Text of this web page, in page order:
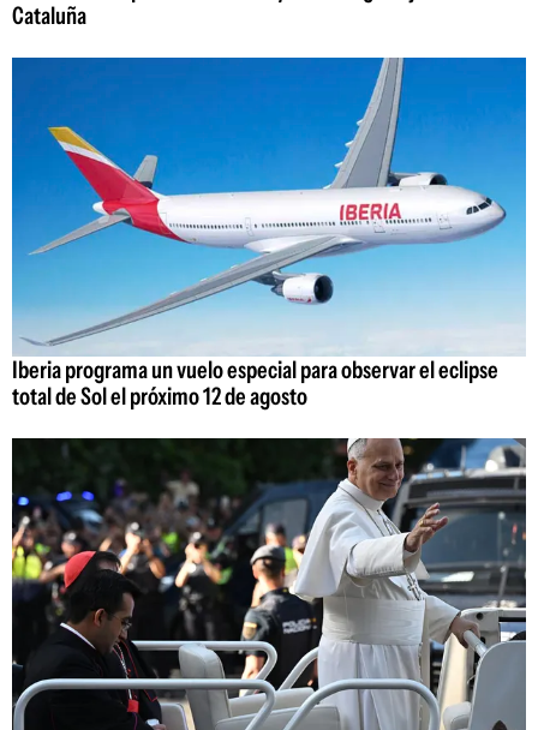
Cataluña
Iberia programa un vuelo especial para observar el eclipse
total de Sol el próximo 12 de agosto